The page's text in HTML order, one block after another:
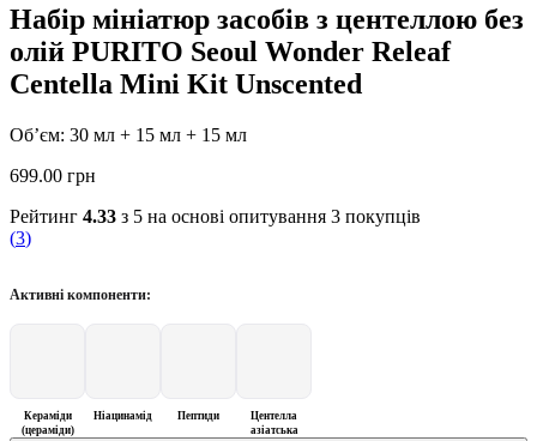
Набір мініатюр засобів з центеллою без
олій PURITO Seoul Wonder Releaf
Centella Mini Kit Unscented
Об’єм: 30 мл + 15 мл + 15 мл
699.00 грн
Рейтинг 4.33 з 5 на основі опитування 3 покупців
(3)
Активні компоненти:
Кераміди
(цераміди)
Ніацинамід Пептиди
Центелла
азіатська